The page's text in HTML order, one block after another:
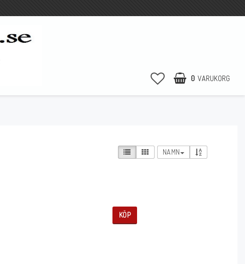
0 VARUKORG
NAMN
KÖP